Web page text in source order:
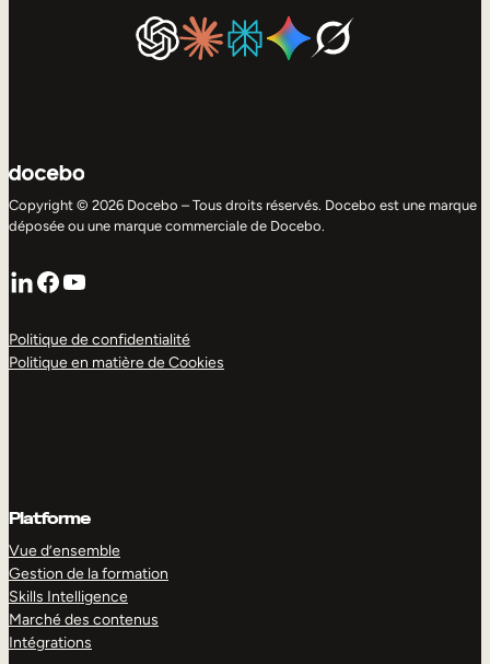
Copyright © 2026 Docebo – Tous droits réservés. Docebo est une marque
déposée ou une marque commerciale de Docebo.
LinkedIn
Facebook
YouTube
Politique de confidentialité
Politique en matière de Cookies
Platforme
Vue d’ensemble
Gestion de la formation
Skills Intelligence
Marché des contenus
Intégrations